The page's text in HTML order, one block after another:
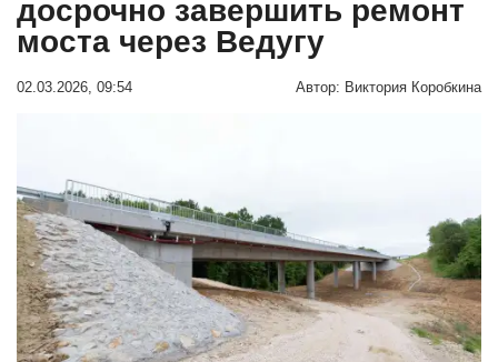
досрочно завершить ремонт
моста через Ведугу
02.03.2026, 09:54 Автор: Виктория Коробкина